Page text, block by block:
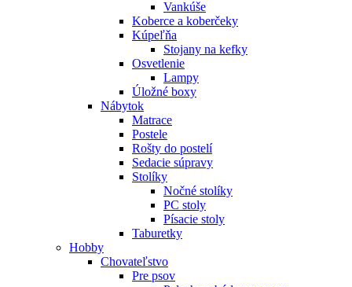
Vankúše
Koberce a koberčeky
Kúpeľňa
Stojany na kefky
Osvetlenie
Lampy
Úložné boxy
Nábytok
Matrace
Postele
Rošty do postelí
Sedacie súpravy
Stolíky
Nočné stolíky
PC stoly
Písacie stoly
Taburetky
Hobby
Chovateľstvo
Pre psov